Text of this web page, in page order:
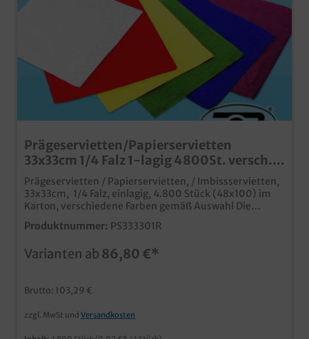
Prägeservietten/Papierservietten
33x33cm 1/4 Falz 1-lagig 4800St. versch.
Farben wählbar
Prägeservietten / Papierservietten, / Imbissservietten,
33x33cm, 1/4 Falz, einlagig, 4.800 Stück (48x100) im
Karton, verschiedene Farben gemäß Auswahl Die
günstige Variante einer farbigen Serviette ideal für
Imbiss, Gastronomie oder Lieferservice im günstigen
senden Sie uns einfach eine Druckanfrage
Produktnummer: PS333301R
Varianten ab 86,80 €*
Brutto: 103,29 €
zzgl. MwSt und Versandkosten